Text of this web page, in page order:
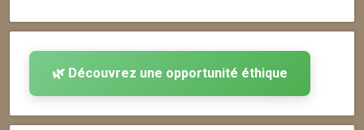
🌿 Découvrez une opportunité éthique